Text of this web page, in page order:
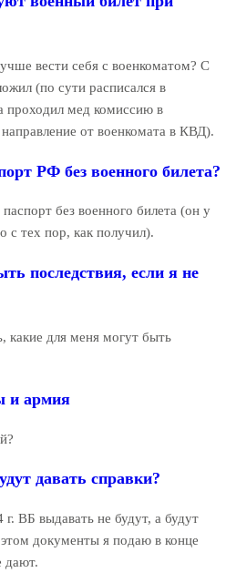
вести себя с военкоматом? С
(по сути расписался в
проходил мед комиссию в
от военкомата в КВД).
РФ без военного билета?
без военного билета (он у
с тех пор, как получил).
последствия, если я не
какие для меня могут быть
и армия
давать справки?
ВБ выдавать не будут, а будут
документы я подаю в конце
дают.